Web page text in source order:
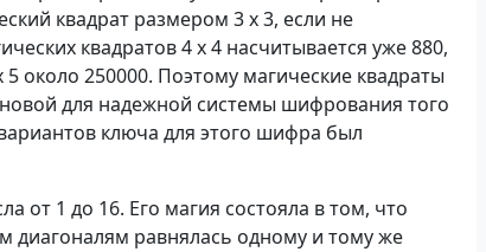
квадрат размером 3 х 3, если не
квадратов 4 х 4 насчитывается уже 880,
около 250000. Поэтому магические квадраты
для надежной системы шифрования того
ключа для этого шифра был
от 1 до 16. Его магия состояла в том, что
диагоналям равнялась одному и тому же